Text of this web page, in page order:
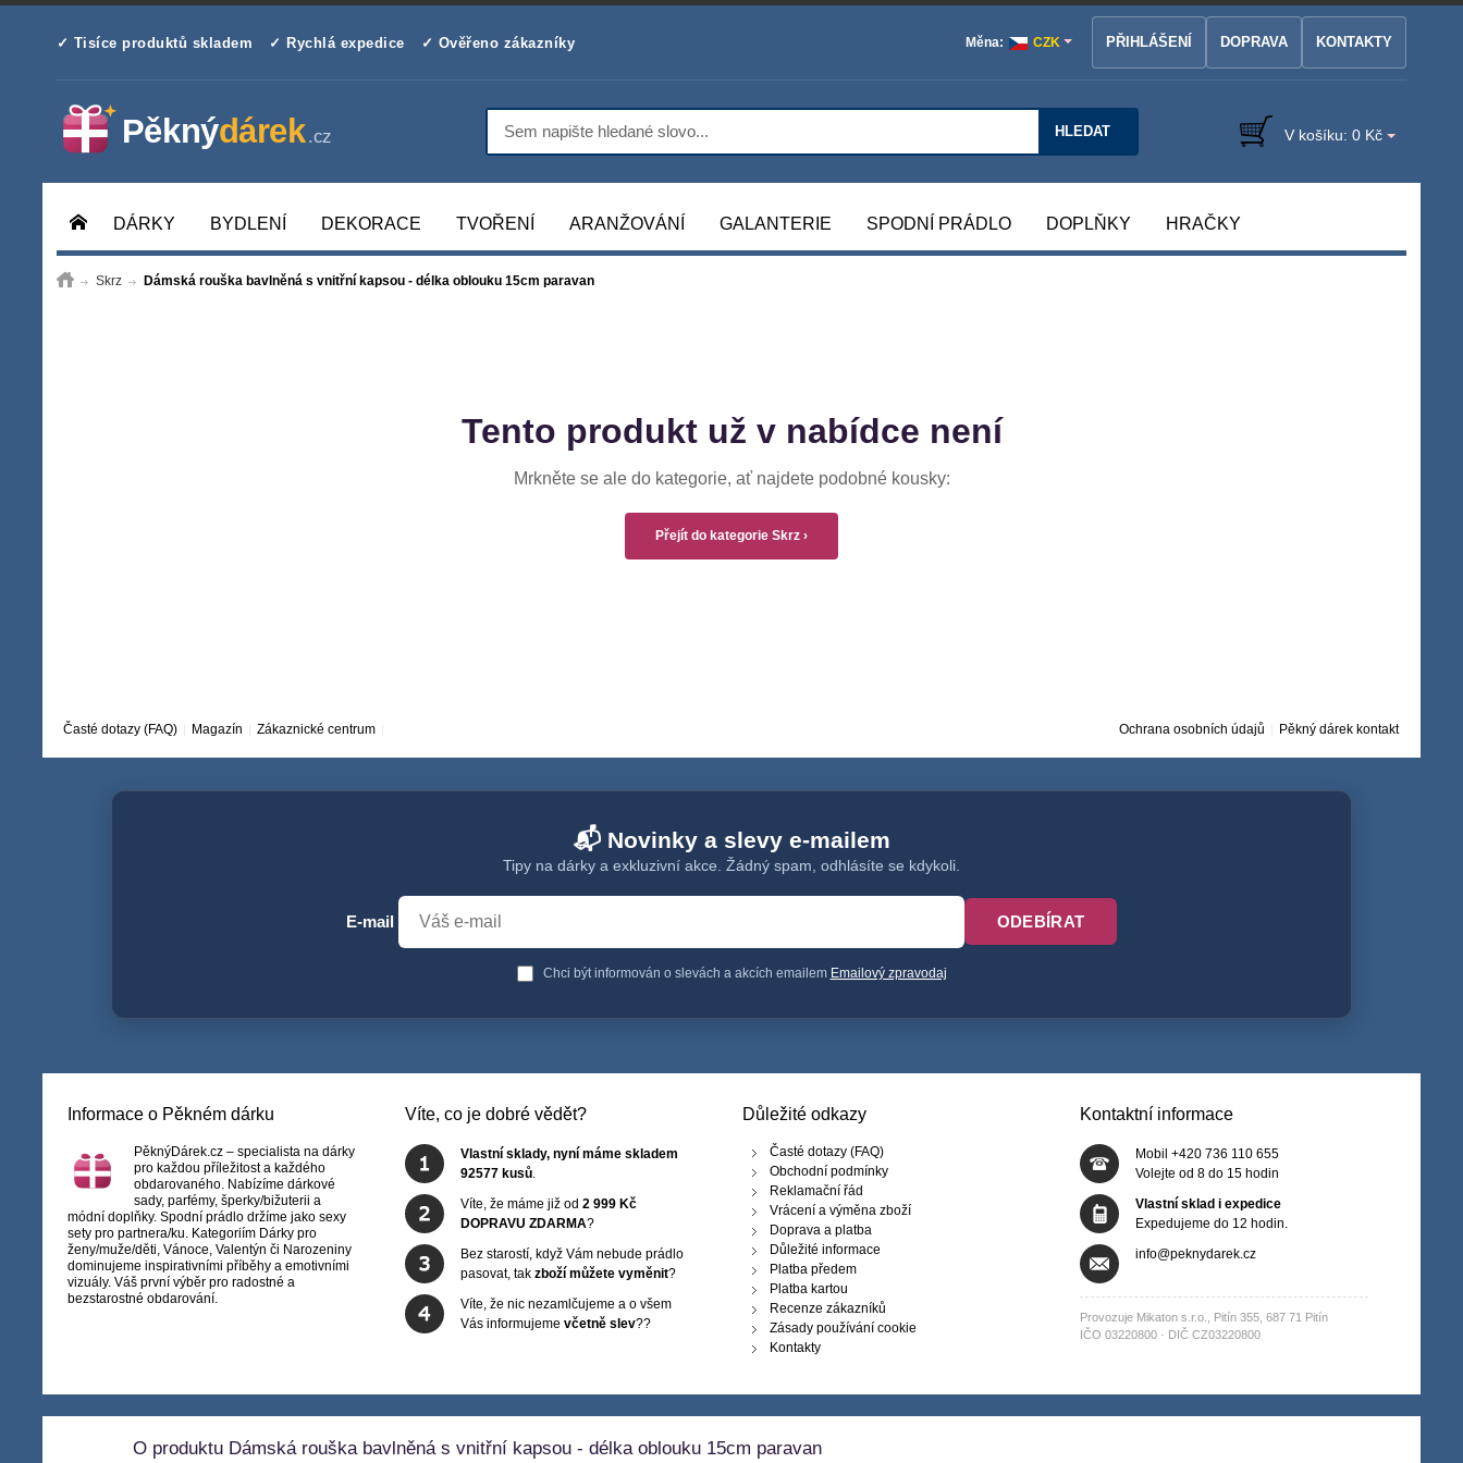
✓ Tisíce produktů skladem ✓ Rychlá expedice ✓ Ověřeno zákazníky Měna: CZK PŘIHLÁŠENÍ DOPRAVA KONTAKTY
HLEDAT V košíku: 0 Kč
DÁRKY BYDLENÍ DEKORACE TVOŘENÍ ARANŽOVÁNÍ GALANTERIE SPODNÍ PRÁDLO DOPLŇKY HRAČKY
Skrz Dámská rouška bavlněná s vnitřní kapsou - délka oblouku 15cm paravan
Tento produkt už v nabídce není
Mrkněte se ale do kategorie, ať najdete podobné kousky:
Přejít do kategorie Skrz ›
Časté dotazy (FAQ) Magazín Zákaznické centrum Ochrana osobních údajů Pěkný dárek kontakt
📬 Novinky a slevy e-mailem
Tipy na dárky a exkluzivní akce. Žádný spam, odhlásíte se kdykoli.
E-mail ODEBÍRAT
Chci být informován o slevách a akcích emailem Emailový zpravodaj
Informace o Pěkném dárku
PěknýDárek.cz – specialista na dárky
pro každou příležitost a každého
obdarovaného. Nabízíme dárkové
sady, parfémy, šperky/bižuterii a
módní doplňky. Spodní prádlo držíme jako sexy
sety pro partnera/ku. Kategoriím Dárky pro
ženy/muže/děti, Vánoce, Valentýn či Narozeniny
dominujeme inspirativními příběhy a emotivními
vizuály. Váš první výběr pro radostné a
bezstarostné obdarování.
Víte, co je dobré vědět?
Vlastní sklady, nyní máme skladem
92577 kusů.
Víte, že máme již od 2 999 Kč
DOPRAVU ZDARMA?
Bez starostí, když Vám nebude prádlo
pasovat, tak zboží můžete vyměnit?
Víte, že nic nezamlčujeme a o všem
Vás informujeme včetně slev??
Důležité odkazy
Časté dotazy (FAQ)
Obchodní podmínky
Reklamační řád
Vrácení a výměna zboží
Doprava a platba
Důležité informace
Platba předem
Platba kartou
Recenze zákazníků
Zásady používání cookie
Kontakty
Kontaktní informace
Mobil +420 736 110 655
Volejte od 8 do 15 hodin
Vlastní sklad i expedice
Expedujeme do 12 hodin.
info@peknydarek.cz
Provozuje Mikaton s.r.o., Pitín 355, 687 71 Pitín
IČO 03220800 · DIČ CZ03220800
O produktu Dámská rouška bavlněná s vnitřní kapsou - délka oblouku 15cm paravan